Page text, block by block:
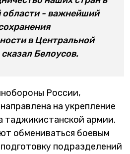
области - важнейший
в Центральной
Белоусов.
России,
на укрепление
таджикистанской армии.
обмениваться боевым
подразделений